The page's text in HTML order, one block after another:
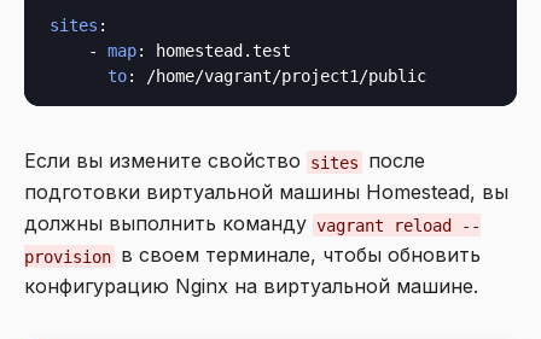
sites :
    -
map: homestead.test
to
Если вы измените свойство sites
после
подготовки виртуальной машины Homestead, вы
должны выполнить команду vagrant reload --
provision в своем терминале, чтобы обновить
конфигурацию Nginx на виртуальной машине.